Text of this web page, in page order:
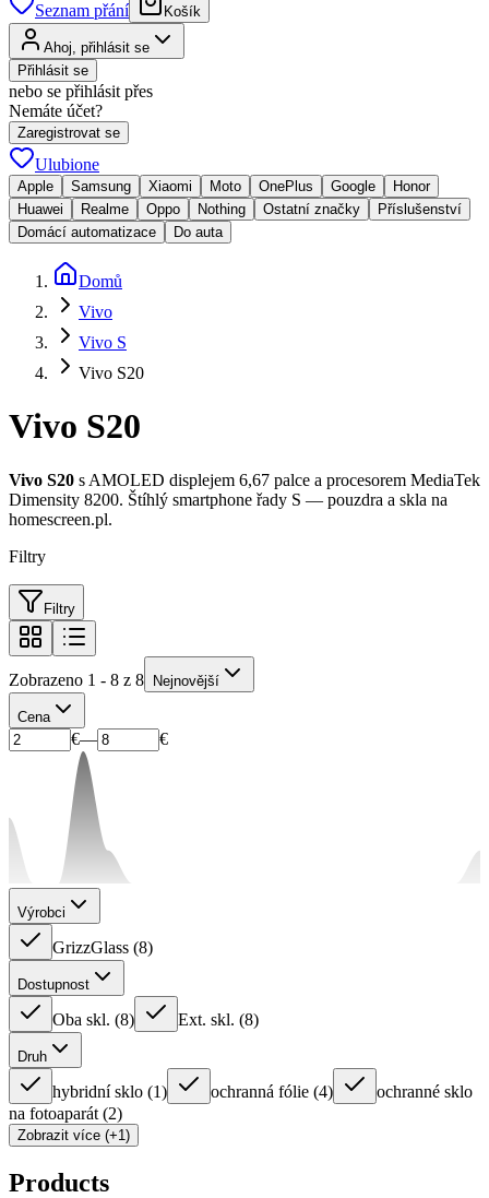
Seznam přání Košík
Ahoj, přihlásit se
Přihlásit se
nebo se přihlásit přes
Nemáte účet?
Zaregistrovat se
Ulubione
Apple Samsung Xiaomi Moto OnePlus Google
Honor
Huawei
Realme Oppo Nothing Ostatní značky
Příslušenství
Domácí automatizace
Do auta
Domů
Vivo
Vivo S
Vivo S20
Vivo S20
Vivo S20 s AMOLED displejem 6,67 palce a procesorem MediaTek
Dimensity 8200. Štíhlý smartphone řady S — pouzdra a skla na
homescreen.pl.
Filtry
Filtry
Zobrazeno 1 - 8 z 8 Nejnovější
Cena
€— €
Výrobci
GrizzGlass (8)
Dostupnost
Oba skl. (8) Ext. skl. (8)
Druh
hybridní sklo (1) ochranná fólie (4)
ochranné sklo
na fotoaparát (2)
Zobrazit více (+1)
Products